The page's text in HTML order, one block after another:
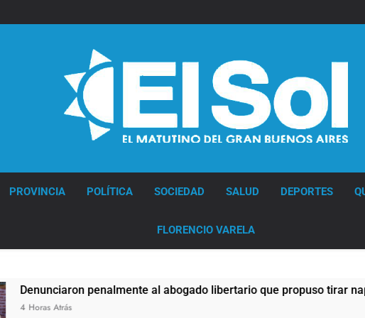
PROVINCIA POLÍTICA SOCIEDAD SALUD DEPORTES
FLORENCIO VARELA
penalmente al abogado libertario que propuso tirar napalm sobre